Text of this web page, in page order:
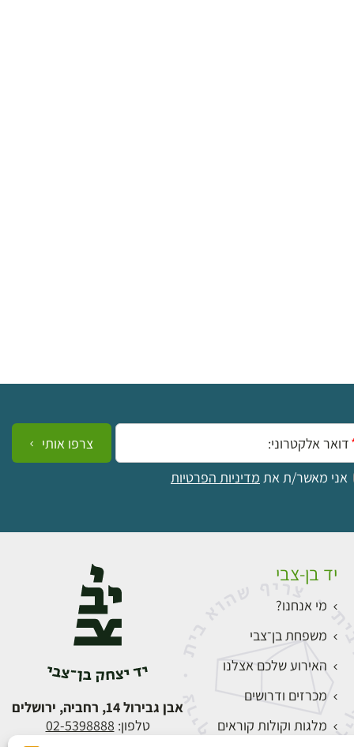
אני מאשר/ת את מדיניות הפרטיות
צרפו אותי
יד בן-צבי
מי אנחנו?
משפחת בן־צבי
האירוע שלכם אצלנו
מכרזים ודרושים
מלגות וקולות קוראים
אבן גבירול 14, רחביה, ירושלים
טלפון: 02-5398888